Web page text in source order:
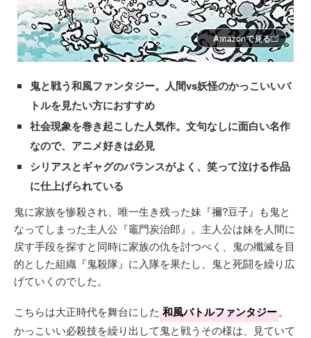
Amazonで見る
鬼と戦う和風ファンタジー。人間vs妖怪のかっこいいバ
トルを見たい方におすすめ
社会現象を巻き起こした人気作。文句なしに面白い名作
なので、アニメ好きは必見
シリアスとギャグのバランスがよく、笑って泣ける作品
に仕上げられている
鬼に家族を惨殺され、唯一生き残った妹『禰?豆子』も鬼と
なってしまった主人公『竈門炭治郎』。主人公は妹を人間に
戻す手段を探すと同時に家族の仇を討つべく、鬼の殲滅を目
的とした組織『鬼殺隊』に入隊を果たし、鬼と死闘を繰り広
げていくのでした。
こちらは大正時代を舞台にした 和風バトルファンタジー。
かっこいい必殺技を繰り出して鬼と戦うその様は、見ていて